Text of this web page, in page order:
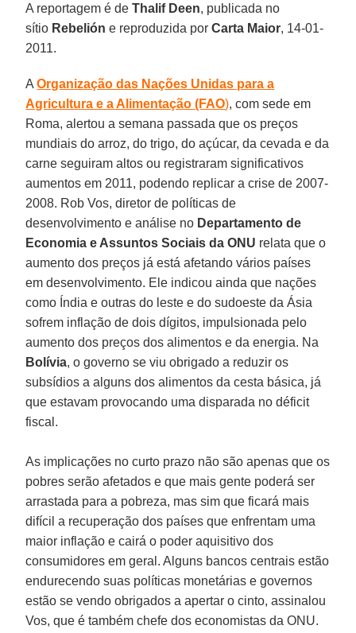
A reportagem é deThalif Deen, publicada no
sítio Rebelión e reproduzida porCarta Maior, 14-01-
2011.
AOrganização das Nações Unidas para a
Agricultura e a Alimentação (FAO), com sede em
Roma, alertou a semana passada que os preços
mundiais do arroz, do trigo, do açúcar, da cevada e da
carne seguiram altos ou registraram significativos
aumentos em 2011, podendo replicar a crise de 2007-
2008. Rob Vos, diretor de políticas de
desenvolvimento e análise no Departamento de
Economia e Assuntos Sociais da ONU relata que o
aumento dos preços já está afetando vários países
em desenvolvimento. Ele indicou ainda que nações
como Índia e outras do leste e do sudoeste da Ásia
sofrem inflação de dois dígitos, impulsionada pelo
aumento dos preços dos alimentos e da energia. Na
Bolívia, o governo se viu obrigado a reduzir os
subsídios a alguns dos alimentos da cesta básica, já
que estavam provocando uma disparada no déficit
fiscal.
As implicações no curto prazo não são apenas que os
pobres serão afetados e que mais gente poderá ser
arrastada para a pobreza, mas sim que ficará mais
difícil a recuperação dos países que enfrentam uma
maior inflação e cairá o poder aquisitivo dos
consumidores em geral. Alguns bancos centrais estão
endurecendo suas políticas monetárias e governos
estão se vendo obrigados a apertar o cinto, assinalou
Vos, que é também chefe dos economistas da ONU.